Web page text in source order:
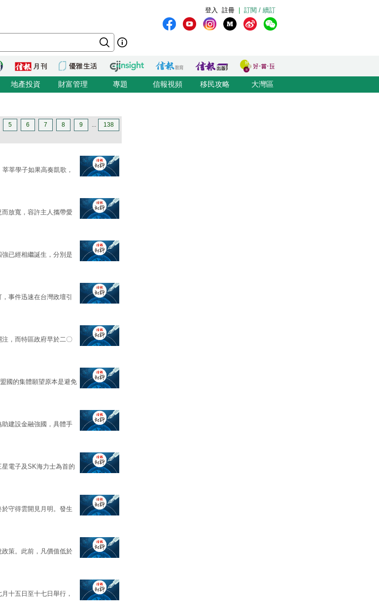
訂閱 / 續訂
註冊
登入
地產投資 財富管理 專題 信報視頻 移民攻略 大灣區
5 6 7 8 9 ... 138
莘學子如果高奏凱歌，
放寬，容許主人攜帶愛
已經相繼誕生，分別是
事件迅速在台灣政壇引
，而特區政府早於二〇
國的集體願望原本是避免
建設金融強國，具體手
電子及SK海力士為首的
守得雲開見月明。發生
策。此前，凡價值低於
十五日至十七日舉行，